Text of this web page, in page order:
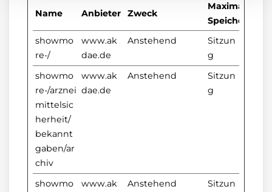
Name Anbieter Zweck
Maximale
showmo
re-/
www.ak
dae.de
Anstehend
Sitzun
g
showmo
re-/arznei
mittelsic
herheit/
bekannt
gaben/ar
chiv
www.ak
dae.de
Anstehend
Sitzun
g
showmo
www.ak
Anstehend
Sitzun